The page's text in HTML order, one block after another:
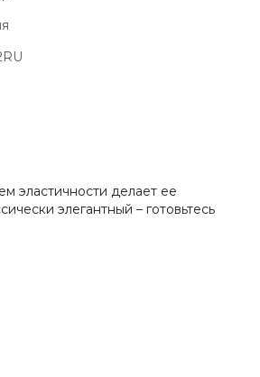
эластичности делает ее
элегантный – готовьтесь